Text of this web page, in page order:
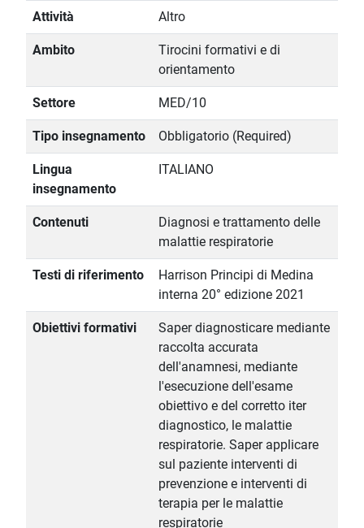
Attività Altro
Ambito
Tirocini formativi e di
orientamento
Settore MED/10
Tipo insegnamento Obbligatorio (Required)
Lingua
insegnamento
ITALIANO
Contenuti
Diagnosi e trattamento delle
malattie respiratorie
Testi di riferimento
Harrison Principi di Medina
interna 20° edizione 2021
Obiettivi formativi
Saper diagnosticare mediante
raccolta accurata
dell'anamnesi, mediante
l'esecuzione dell'esame
obiettivo e del corretto iter
diagnostico, le malattie
respiratorie. Saper applicare
sul paziente interventi di
prevenzione e interventi di
terapia per le malattie
respiratorie